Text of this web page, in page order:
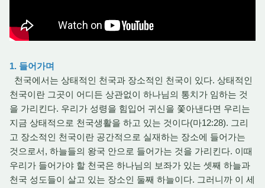
1. 들어가며
천국에서는 상태적인 천국과 장소적인 천국이 있다. 상태적인
천국이란 그곳이 어디든 상관없이 하나님의 통치가 임하는 것
을 가리킨다. 우리가 성령을 힘입어 귀신을 쫓아낸다면 우리는
지금 상태적으로 천국생활을 하고 있는 것이다(마12:28). 그리
고 장소적인 천국이란 공간적으로 실재하는 장소에 들어가는
것으로서, 하늘들의 왕국 안으로 들어가는 것을 가리킨다. 이때
우리가 들어가야 할 천국은 하나님의 보좌가 있는 셋째 하늘과
천국 성도들이 살고 있는 장소인 둘째 하늘이다. 그러니까 이 세